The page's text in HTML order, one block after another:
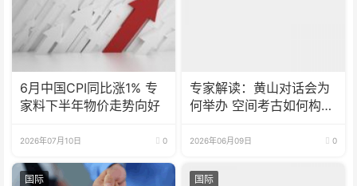
6月中国CPI同比涨1% 专
家料下半年物价走势向好
2026年07月10日 0
专家解读：黄山对话会为
何举办 空间考古如何构建
2026年06月09日 0
国际 国际